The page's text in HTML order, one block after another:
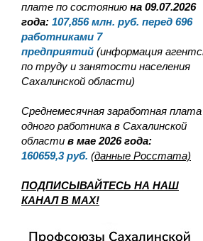
плате по состоянию на 09.07.2026
года: 107,856 млн. руб. перед 696
работниками 7
предприятий (информация
по труду и занятости населения
Сахалинской области)
Среднемесячная заработная плата
одного работника в Сахалинской
области в мае 2026 года:
160659,3 руб. (данные Росстата)
ПОДПИСЫВАЙТЕСЬ НА НАШ
КАНАЛ В MAX!